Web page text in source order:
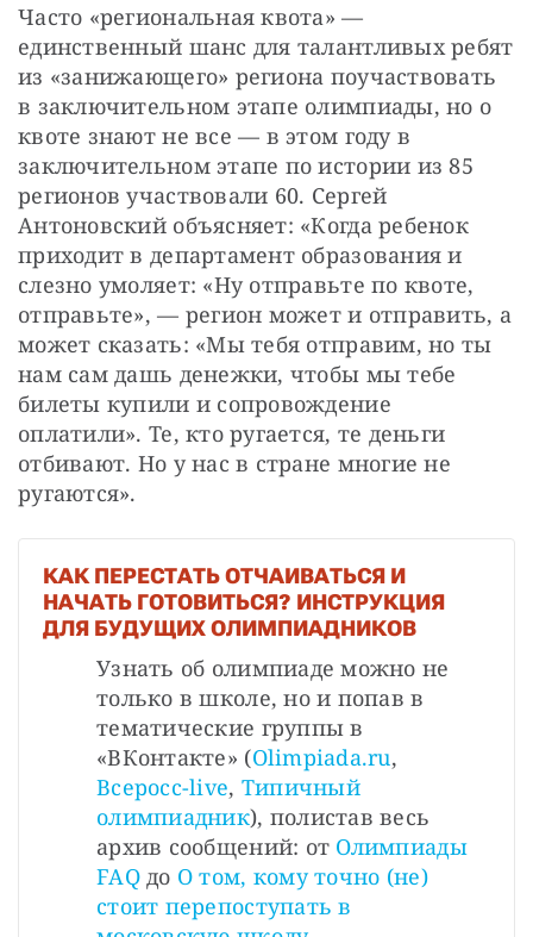
Часто «региональная квота» —
единственный шанс для талантливых ребят
из «занижающего» региона поучаствовать
в заключительном этапе олимпиады, но о
квоте знают не все — в этом году в
заключительном этапе по истории из 85
регионов участвовали 60. Сергей
Антоновский объясняет: «Когда ребенок
приходит в департамент образования и
слезно умоляет: «Ну отправьте по квоте,
отправьте», — регион может и отправить, а
может сказать: «Мы тебя отправим, но ты
нам сам дашь денежки, чтобы мы тебе
билеты купили и сопровождение
оплатили». Те, кто ругается, те деньги
отбивают. Но у нас в стране многие не
ругаются».
КАК ПЕРЕСТАТЬ ОТЧАИВАТЬСЯ И
НАЧАТЬ ГОТОВИТЬСЯ? ИНСТРУКЦИЯ
ДЛЯ БУДУЩИХ ОЛИМПИАДНИКОВ
Узнать об олимпиаде можно не
только в школе, но и попав в
тематические группы в
«ВКонтакте» (Olimpiada.ru
Всеросс-live, Типичный
олимпиадник), полистав весь
архив сообщений: от Олимпиады
FAQ до О том, кому точно (не)
стоит перепоступать в